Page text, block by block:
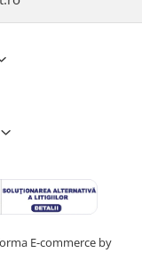
E-commerce by